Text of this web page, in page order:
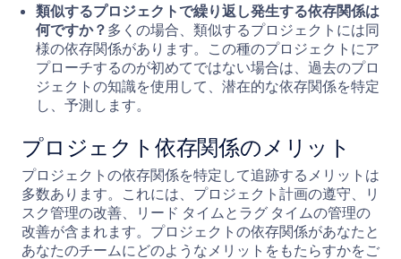
類似するプロジェクトで繰り返し発生する依存関係は
何ですか？多くの場合、類似するプロジェクトには同
様の依存関係があります。この種のプロジェクトにア
プローチするのが初めてではない場合は、過去のプロ
ジェクトの知識を使用して、潜在的な依存関係を特定
し、予測します。
プロジェクト依存関係のメリット
プロジェクトの依存関係を特定して追跡するメリットは
多数あります。これには、プロジェクト計画の遵守、リ
スク管理の改善、リード タイムとラグ タイムの管理の
改善が含まれます。プロジェクトの依存関係があなたと
あなたのチームにどのようなメリットをもたらすかをご